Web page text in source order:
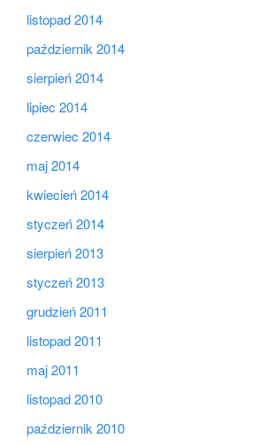
listopad 2014
październik 2014
sierpień 2014
lipiec 2014
czerwiec 2014
maj 2014
kwiecień 2014
styczeń 2014
sierpień 2013
styczeń 2013
grudzień 2011
listopad 2011
maj 2011
listopad 2010
październik 2010